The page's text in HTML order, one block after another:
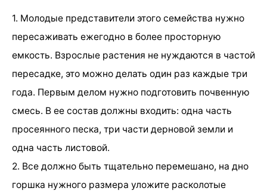
1. Молодые представители этого семейства нужно
пересаживать ежегодно в более просторную
емкость. Взрослые растения не нуждаются в частой
пересадке, это можно делать один раз каждые три
года. Первым делом нужно подготовить почвенную
смесь. В ее состав должны входить: одна часть
просеянного песка, три части дерновой земли и
одна часть листовой.
2. Все должно быть тщательно перемешано, на дно
горшка нужного размера уложите расколотые